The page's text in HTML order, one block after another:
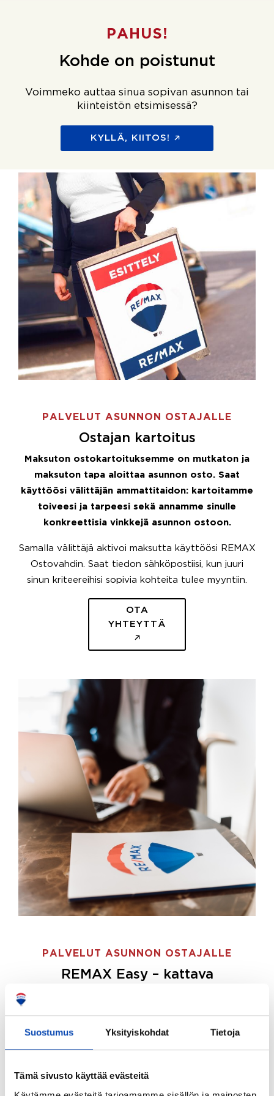
Suostumus Yksityiskohdat Tietoja
Tämä sivusto käyttää evästeitä
PAHUS!
Kohde on poistunut
Voimmeko auttaa sinua sopivan asunnon tai
kiinteistön etsimisessä?
KYLLÄ, KIITOS!
PALVELUT ASUNNON OSTAJALLE
Ostajan kartoitus
Maksuton ostokartoituksemme on mutkaton ja
maksuton tapa aloittaa asunnon osto. Saat
käyttöösi välittäjän ammattitaidon: kartoitamme
toiveesi ja tarpeesi sekä annamme sinulle
konkreettisia vinkkejä asunnon ostoon.
Samalla välittäjä aktivoi maksutta käyttöösi REMAX
Ostovahdin. Saat tiedon sähköpostiisi, kun juuri
sinun kriteereihisi sopivia kohteita tulee myyntiin.
OTA
YHTEYTTÄ
PALVELUT ASUNNON OSTAJALLE
REMAX Easy – kattava
ostajille.
Tee ostotoimeksianto ja etsimme juuri